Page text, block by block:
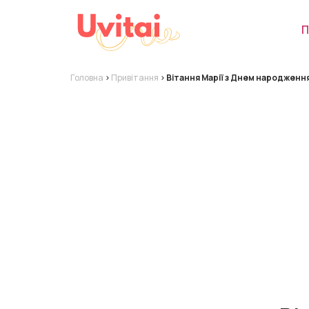
Головна > Привітання > Вітання Марії з Днем